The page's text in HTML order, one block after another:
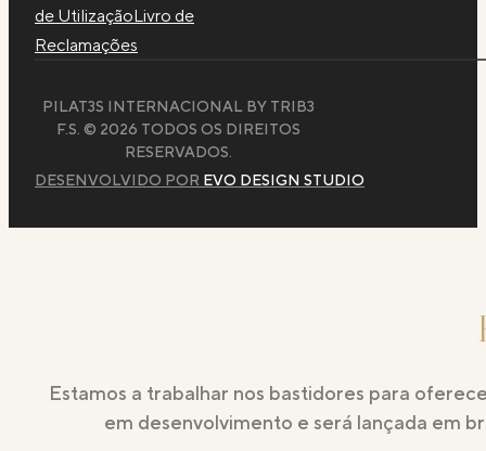
de UtilizaçãoLivro de
Reclamações
PILAT3S INTERNACIONAL BY TRIB3
F.S. © 2026 TODOS OS DIREITOS
RESERVADOS.
DESENVOLVIDO POR EVO DESIGN STUDIO
Estamos a trabalhar nos bastidores para
em desenvolvimento e será lançada em